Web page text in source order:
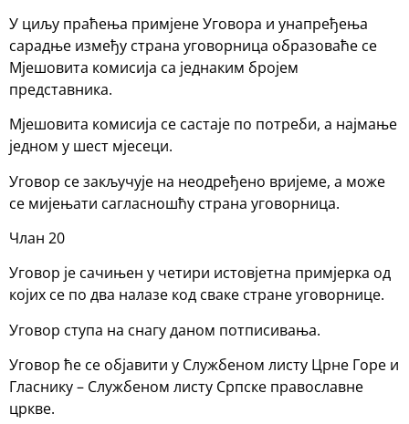
У циљу праћења примјене Уговора и унапређења
сарадње између страна уговорница образоваће се
Мјешовита комисија са једнаким бројем
представника.
Мјешовита комисија се састаје по потреби, а најмање
једном у шест мјесеци.
Уговор се закључује на неодређено вријеме, а може
се мијењати сагласношћу страна уговорница.
Члан 20
Уговор је сачињен у четири истовјетна примјерка од
којих се по два налазе код сваке стране уговорнице.
Уговор ступа на снагу даном потписивања.
Уговор ће се објавити у Службеном листу Црне Горе и
Гласнику – Службеном листу Српске православне
цркве.